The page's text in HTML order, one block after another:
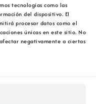
tecnologías como las
del dispositivo. El
procesar datos como el
únicas en este sitio. No
negativamente a ciertas
su
las campañas
muchas de
“
en
que nuestro